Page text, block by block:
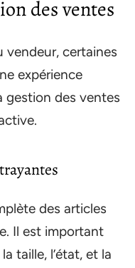
des ventes
vendeur, certaines
expérience
gestion des ventes
des articles
Il est important
taille, l’état, et la